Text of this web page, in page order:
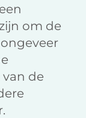
om de
van de